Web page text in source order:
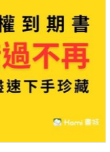
有了了分明。因為心和
才能如實了知世界。
識的。隨著科技發
，許多人感到危機重
，無法被取代、被超越
變遷，我們都能安身立